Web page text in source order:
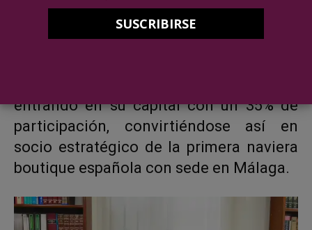
entrando en su capital con un 35% de
participación, convirtiéndose así en
socio estratégico de la primera naviera
boutique española con sede en Málaga.